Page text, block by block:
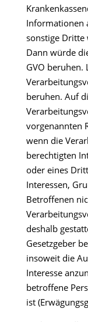
Informationen
sonstige Dritte
Dann würde
GVO beruhen.
beruhen. Auf
vorgenannten
wenn die
berechtigten
oder eines
Interessen,
Betroffenen
deshalb
Gesetzgeber
insoweit die
Interesse
betroffene
ist